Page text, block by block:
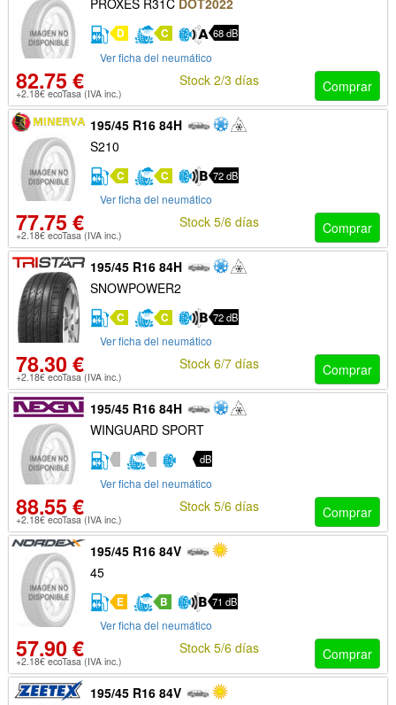
PROXES R31C DOT2022
D C 68 dB
Ver ficha del neumático
82.75 €
+2.18€ ecoTasa (IVA inc.) Comprar
Stock 2/3 días
195/45 R16 84H
S210
C C 72 dB
Ver ficha del neumático
77.75 €
+2.18€ ecoTasa (IVA inc.) Comprar
Stock 5/6 días
195/45 R16 84H
SNOWPOWER2
C C 72 dB
Ver ficha del neumático
78.30 €
+2.18€ ecoTasa (IVA inc.) Comprar
Stock 6/7 días
195/45 R16 84H
WINGUARD SPORT
dB
Ver ficha del neumático
88.55 €
+2.18€ ecoTasa (IVA inc.) Comprar
Stock 5/6 días
195/45 R16 84V
45
E B 71 dB
Ver ficha del neumático
57.90 €
+2.18€ ecoTasa (IVA inc.) Comprar
Stock 5/6 días
195/45 R16 84V